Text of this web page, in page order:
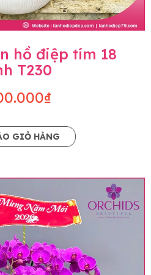
hồ điệp tím 18
T230
GIỎ HÀNG